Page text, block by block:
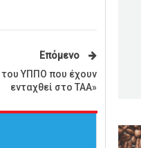
Επόμενο
του ΥΠΠΟ που έχουν
ενταχθεί στο ΤΑΑ»